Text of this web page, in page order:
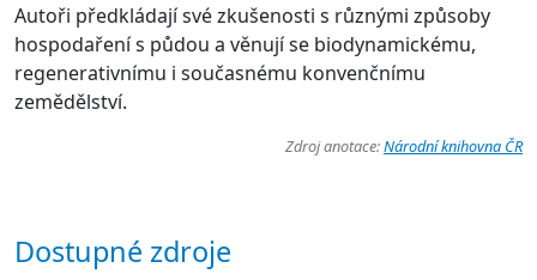
Autoři předkládají své zkušenosti s různými způsoby
hospodaření s půdou a věnují se biodynamickému,
regenerativnímu i současnému konvenčnímu
zemědělství.
Zdroj anotace:Národní knihovna ČR
Dostupné zdroje